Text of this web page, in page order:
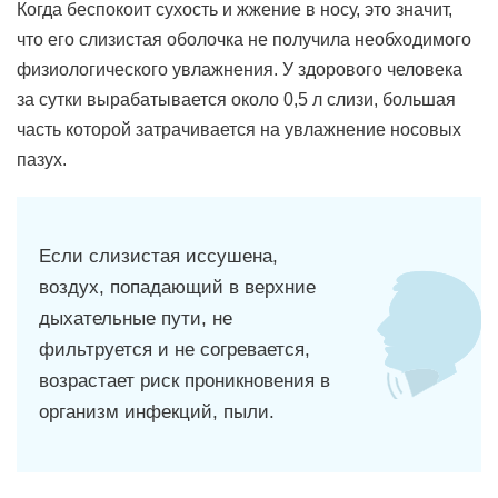
Когда беспокоит сухость и жжение в носу, это значит,
что его слизистая оболочка не получила необходимого
физиологического увлажнения. У здорового человека
за сутки вырабатывается около 0,5 л слизи, большая
часть которой затрачивается на увлажнение носовых
пазух.
Если слизистая иссушена,
воздух, попадающий в верхние
дыхательные пути, не
фильтруется и не согревается,
возрастает риск проникновения в
организм инфекций, пыли.